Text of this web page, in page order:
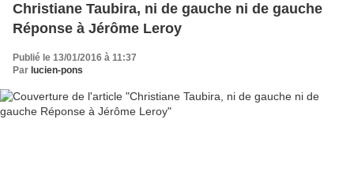
Christiane Taubira, ni de gauche ni de gauche
Réponse à Jérôme Leroy
Publié le 13/01/2016 à 11:37
Par lucien-pons